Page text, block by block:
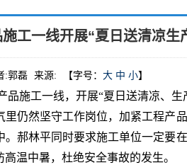
工一线开展“夏日送清凉生
:郭磊 来源: 【字号： 大 中 小】
施工一线，开展“夏日送清凉、生
仍然坚守工作岗位，加紧工程产
郝林平同时要求施工单位一定要
温中暑，杜绝安全事故的发生。